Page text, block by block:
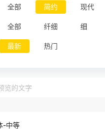
全部 简约 现代
全部 纤细 细
最新 热门
-中等